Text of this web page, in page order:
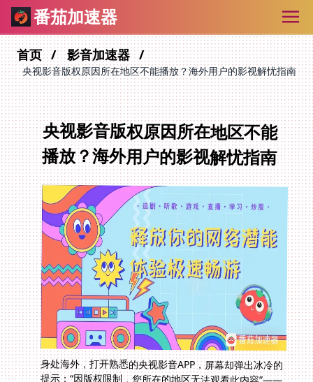
番茄加速器
首页 影音加速器
央视影音版权原因所在地区不能播放？海外用户的影视解忧指南
央视影音版权原因所在地区不能
播放？海外用户的影视解忧指南
身处海外，打开熟悉的央视影音APP，屏幕却弹出冰冷的
提示：“因版权限制，您所在的地区无法观看此内容”——
这份失落感，海外华人、留学生和工作者们想必都不陌